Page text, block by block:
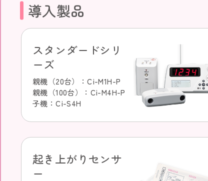
導入製品
スタンダードシリ
ーズ
親機（20台）：Ci-M1H-P
親機（100台）：Ci-M4H-P
子機：Ci-S4H
起き上がりセンサ
ー